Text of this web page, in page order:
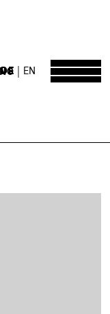
DE EN